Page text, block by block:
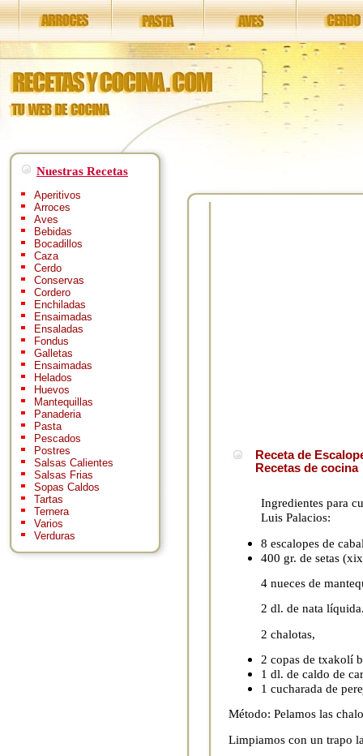
Nuestras Recetas
Aperitivos
Arroces
Aves
Bebidas
Bocadillos
Caza
Cerdo
Conservas
Cordero
Enchiladas
Ensaimadas
Ensaladas
Fondus
Galletas
Ensaimadas
Helados
Huevos
Mantequillas
Panaderia
Pasta
Pescados
Postres
Salsas Calientes
Salsas Frias
Sopas Caldos
Tartas
Ternera
Varios
Verduras
Receta de
Recetas de cocina
Ingredientes para
Luis Palacios:
8 escalopes de
400 gr. de setas
4 nueces de
2 dl. de nata
2 chalotas,
2 copas de txakolí
1 dl. de caldo de
1 cucharada de
Método: Pelamos las
Limpiamos con un trapo